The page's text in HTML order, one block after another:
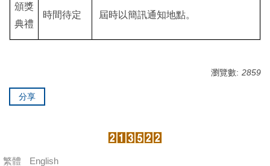
頒獎
典禮
時間待定 屆時以簡訊通知地點。
瀏覽數: 2859
分享
繁體 English